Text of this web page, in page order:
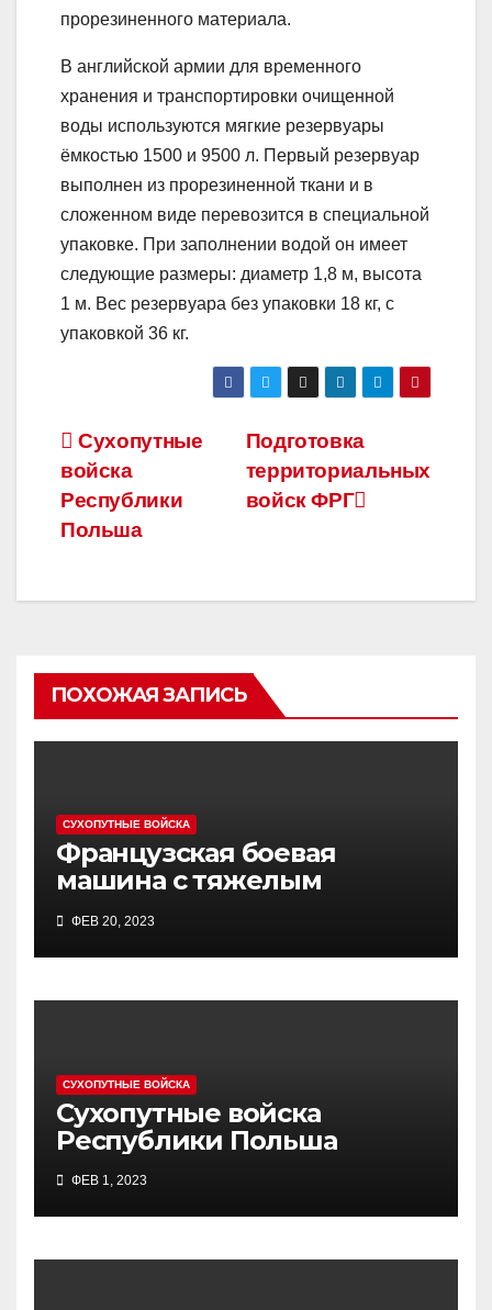
прорезиненного материала.
В английской армии для временного
хранения и транспортировки очищенной
воды используются мягкие резервуары
ёмкостью 1500 и 9500 л. Первый резервуар
выполнен из прорезиненной ткани и в
сложенном виде перевозится в специальной
упаковке. При заполнении водой он имеет
следующие размеры: диаметр 1,8 м, высота
1 м. Вес резервуара без упаковки 18 кг, с
упаковкой 36 кг.
Навигация
по
записям
Подготовка
территориальных
войск ФРГ
Сухопутные
войска
Республики
Польша
ПОХОЖАЯ ЗАПИСЬ
СУХОПУТНЫЕ ВОЙСКА
Французская боевая
машина с тяжелым
ФЕВ 20, 2023
СУХОПУТНЫЕ ВОЙСКА
Сухопутные войска
Республики Польша
ФЕВ 1, 2023